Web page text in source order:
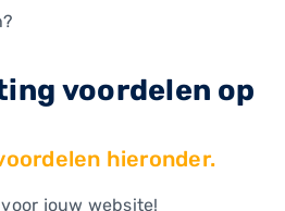
voordelen op
hieronder.
jouw website!